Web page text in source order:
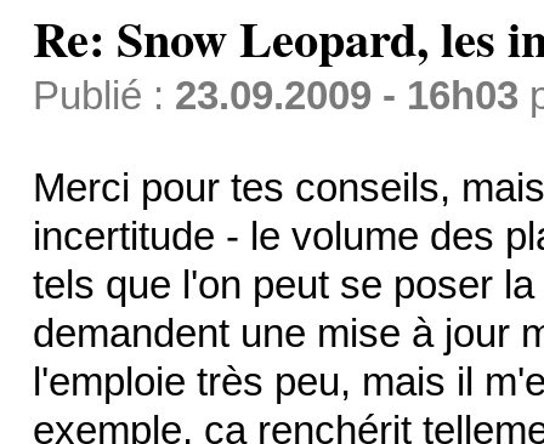
Re: Snow Leopard, les
Publié : 23.09.2009 - 16h03
Merci pour tes conseils,
incertitude - le volume des
tels que l'on peut se poser
demandent une mise à jour
l'emploie très peu, mais il
exemple, ça renchérit